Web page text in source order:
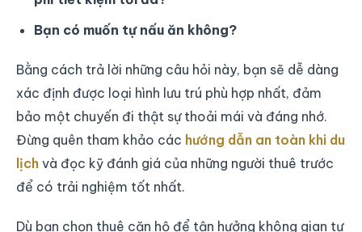
Bạn có muốn tự nấu ăn không?
Bằng cách trả lời những câu hỏi này, bạn sẽ dễ dàng
xác định được loại hình lưu trú phù hợp nhất, đảm
bảo một chuyến đi thật sự thoải mái và đáng nhớ.
Đừng quên tham khảo các hướng dẫn an toàn khi du
lịch và đọc kỹ đánh giá của những người thuê trước
để có trải nghiệm tốt nhất.
Dù bạn chọn thuê căn hộ để tận hưởng không gian tự